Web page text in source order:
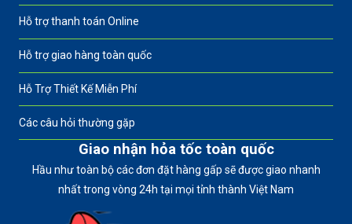
Hỗ trợ thanh toán Online
Hỗ trợ giao hàng toàn quốc
Hỗ Trợ Thiết Kế Miễn Phí
Các câu hỏi thường gặp
Giao nhận hỏa tốc toàn quốc
Hầu như toàn bộ các đơn đặt hàng gấp sẽ được giao nhanh
nhất trong vòng 24h tại mọi tỉnh thành Việt Nam